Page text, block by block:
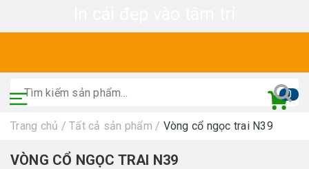
0
Trang chủ / Tất cả sản phẩm / Vòng cổ ngọc trai N39
VÒNG CỔ NGỌC TRAI N39